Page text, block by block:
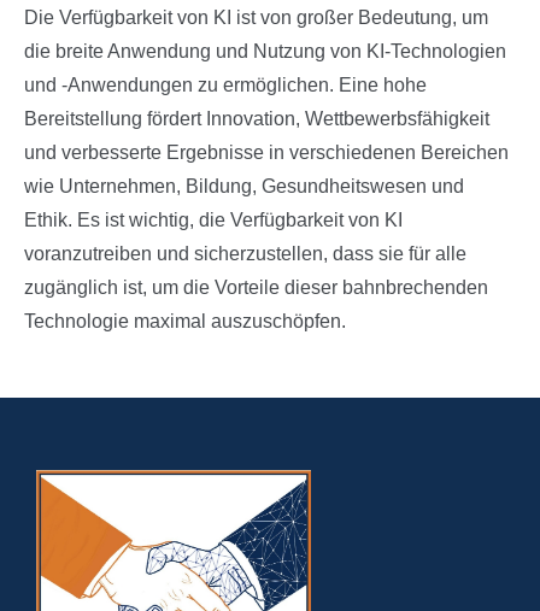
Die Verfügbarkeit von KI ist von großer Bedeutung, um
die breite Anwendung und Nutzung von KI-Technologien
und -Anwendungen zu ermöglichen. Eine hohe
Bereitstellung fördert Innovation, Wettbewerbsfähigkeit
und verbesserte Ergebnisse in verschiedenen Bereichen
wie Unternehmen, Bildung, Gesundheitswesen und
Ethik. Es ist wichtig, die Verfügbarkeit von KI
voranzutreiben und sicherzustellen, dass sie für alle
zugänglich ist, um die Vorteile dieser bahnbrechenden
Technologie maximal auszuschöpfen.